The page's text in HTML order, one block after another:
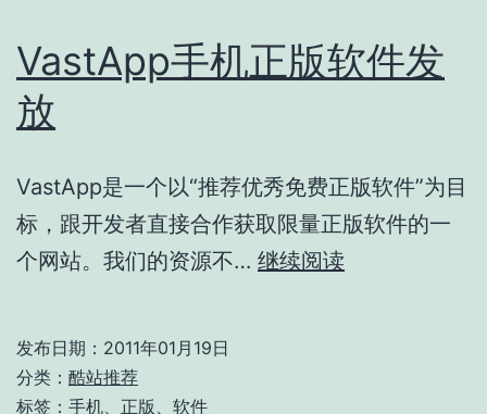
VastApp手机正版软件发
放
VastApp是一个以“推荐优秀免费正版软件”为目
标，跟开发者直接合作获取限量正版软件的一
个网站。我们的资源不… 继续阅读
发布日期： 2011年01月19日
分类： 酷站推荐
标签： 手机 正版 软件